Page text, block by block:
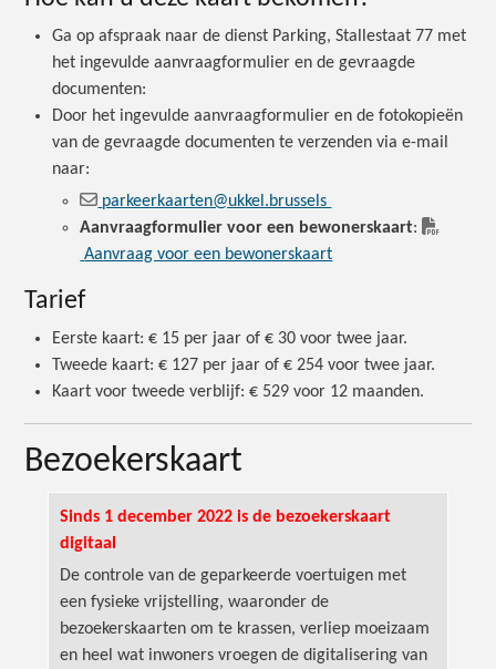
Ga op afspraak naar de dienst Parking, Stallestaat 77 met
het ingevulde aanvraagformulier en de gevraagde
documenten:
Door het ingevulde aanvraagformulier en de fotokopieën
van de gevraagde documenten te verzenden via e-mail
naar:
parkeerkaarten@ukkel.brussels
Aanvraagformulier voor een bewonerskaart:
Aanvraag voor een bewonerskaart
Tarief
Eerste kaart: € 15 per jaar of € 30 voor twee jaar.
Tweede kaart: € 127 per jaar of € 254 voor twee jaar.
Kaart voor tweede verblijf: € 529 voor 12 maanden.
Bezoekerskaart
Sinds 1 december 2022 is de bezoekerskaart
digitaal
De controle van de geparkeerde voertuigen met
een fysieke vrijstelling, waaronder de
bezoekerskaarten om te krassen, verliep moeizaam
en heel wat inwoners vroegen de digitalisering van